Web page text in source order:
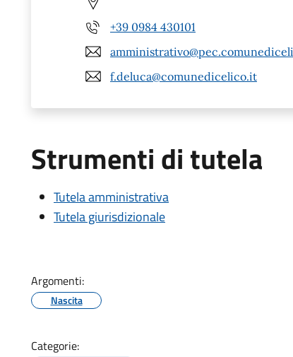
+39 0984 430101
f.deluca@comunedicelico.it
Strumenti di tutela
Tutela amministrativa
Tutela giurisdizionale
Argomenti:
Nascita
Categorie: